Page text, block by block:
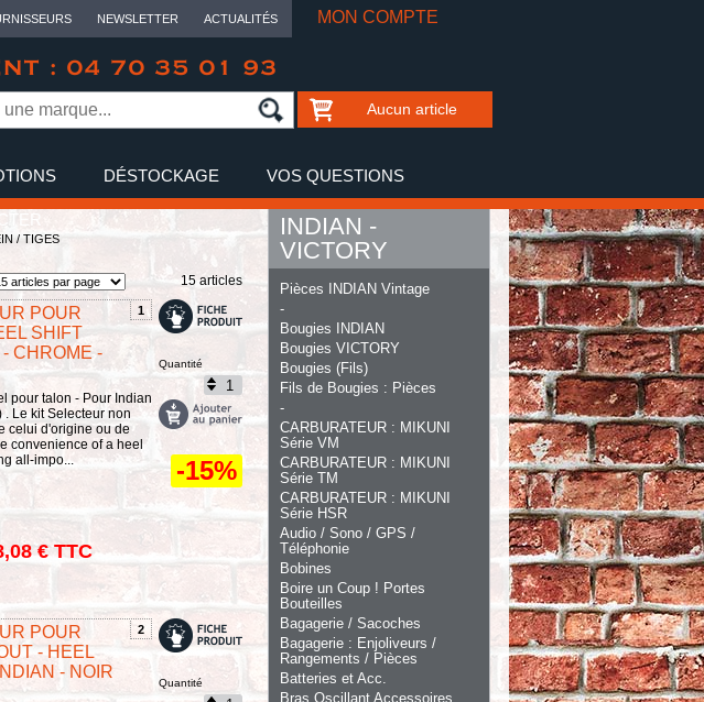
NEWSLETTER ACTUALITÉS MON COMPTE
: 04 70 35 01 93
Aucun article
DÉSTOCKAGE VOS QUESTIONS
/ TIGES
15 articles
1
POUR
SHIFT
CHROME -
pour talon - Pour Indian
Le kit Selecteur non
celui d'origine ou de
convenience of a heel
all-impo...
€ TTC
Quantité
-15%
2
POUR
- HEEL
- NOIR
Quantité
INDIAN -
VICTORY
Pièces INDIAN Vintage
-
Bougies INDIAN
Bougies VICTORY
Bougies (Fils)
Fils de Bougies : Pièces
-
CARBURATEUR : MIKUNI
Série VM
CARBURATEUR : MIKUNI
Série TM
CARBURATEUR : MIKUNI
Série HSR
Audio / Sono / GPS /
Téléphonie
Bobines
Boire un Coup ! Portes
Bouteilles
Bagagerie / Sacoches
Bagagerie : Enjoliveurs /
Rangements / Pièces
Batteries et Acc.
Bras Oscillant Accessoires